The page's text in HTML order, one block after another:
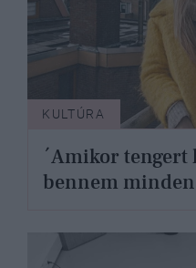
KULTÚRA
´Amikor
bennem